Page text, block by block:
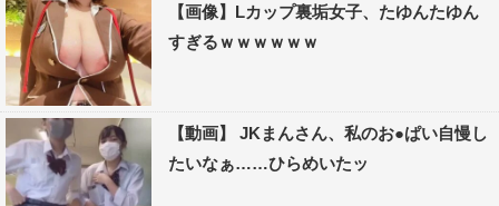
【画像】Lカップ裏垢女子、たゆんたゆん
すぎるｗｗｗｗｗｗ
【動画】 JKまんさん、私のお●ぱい自慢し
たいなぁ……ひらめいたッ